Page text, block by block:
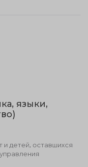
языки,
и детей, оставшихся